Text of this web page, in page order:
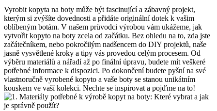
Vyrobit kopyta ‌na boty může být ⁢fascinující a zábavný projekt,
kterým si zvýšíte dovednosti a přidáte originální dotek k vašim
oblíbeným‍ botám.‍ V⁢ našem průvodci výrobou vám ukážeme, jak
⁤vytvořit kopyto na boty zcela od začátku. Bez ohledu na to, ‌zda jste
začátečníkem, nebo pokročilým nadšencem ⁤do DIY​ projektů, naše
jasně vysvětlené kroky ⁤a tipy⁤ vás provedou celým procesem. Od
výběru materiálů a nářadí až po finální úpravu, budete​ mít⁣ veškeré
potřebné informace k dispozici. Po⁤ dokončení budete pyšní⁢ na své
vlastnoručně vyrobené kopyto a vaše boty se ​stanou unikátním
kouskem ve vaší kolekci.⁤ Nechte se ⁣inspirovat a pojďme na to!